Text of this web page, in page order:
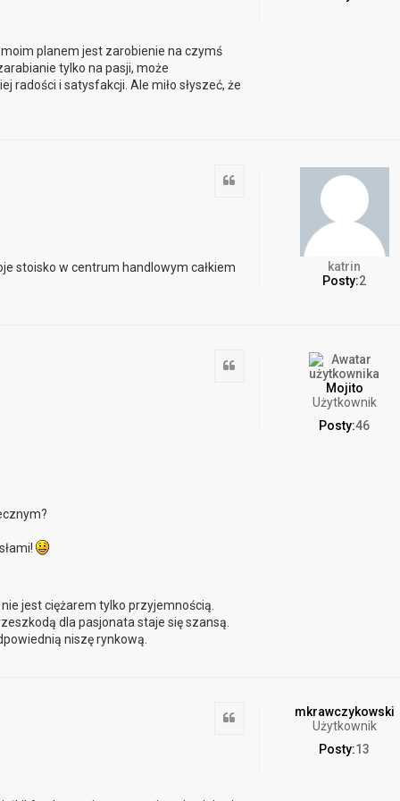
planem jest zarobienie na czymś
tylko na pasji, może
radości i satysfakcji. Ale miło słyszeć, że
katrin
Posty:2
stoisko w centrum handlowym całkiem
Mojito
Użytkownik
Posty:46
jest ciężarem tylko przyjemnością.
dla pasjonata staje się szansą.
niszę rynkową.
mkrawczykowski
Użytkownik
Posty:13